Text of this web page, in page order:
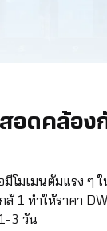
อดคล้อ
โมเมนตัมแรง ๆ
1 ทำให้ราคา
3 วัน